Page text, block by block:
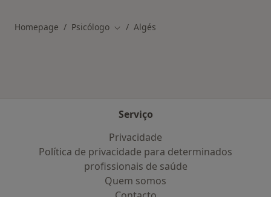
Homepage Psicólogo Mudar de cidade
Algés
Serviço
Privacidade
Política de privacidade para determinados
profissionais de saúde
Quem somos